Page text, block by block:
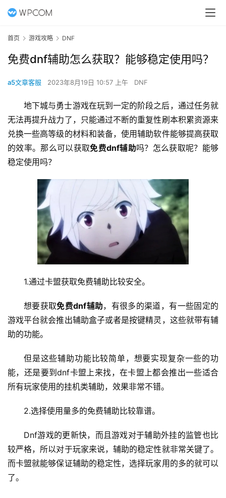
首页 游戏攻略 DNF
免费dnf辅助怎么获取？能够稳定使用吗？
a5文章客服 2023年8月19日 10:57 上午 DNF
地下城与勇士游戏在玩到一定的阶段之后，通过任务就
无法再提升战力了，只能通过不断的重复性刷本积累资源来
兑换一些高等级的材料和装备，使用辅助软件能够提高获取
的效率。那么可以获取免费dnf辅助吗？怎么获取呢？能够
稳定使用吗？
1.通过卡盟获取免费辅助比较安全。
想要获取免费dnf辅助，有很多的渠道，有一些固定的
游戏平台就会推出辅助盒子或者是按键精灵，这些就带有辅
助的功能。
但是这些辅助功能比较简单，想要实现复杂一些的功
能，还是要到dnf卡盟上来找，在卡盟上都会推出一些适合
所有玩家使用的挂机类辅助，效果非常不错。
2.选择使用量多的免费辅助比较靠谱。
Dnf游戏的更新快，而且游戏对于辅助外挂的监管也比
较严格，所以对于玩家来说，辅助的稳定性就非常关键了。
而卡盟就能够保证辅助的稳定性，选择玩家用的多的就可以
了。